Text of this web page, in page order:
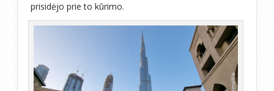
prisidėjo prie to kūrimo.